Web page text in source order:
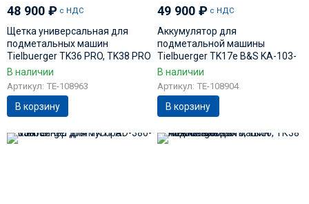
48 900 ₽ с НДС
Щетка универсальная для
подметальных машин
Tielbuerger TK36 PRO, TK38 PRO
AD-110-085
В наличии
Артикул: TE-108963
В корзину
49 900₽ с НДС
Аккумулятор для
подметальной машины
Tielbuerger TK17e B&S KA-103-
002
В наличии
Артикул: TE-108904
В корзину